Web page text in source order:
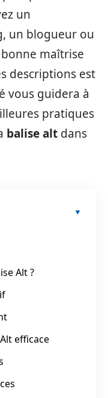
un
un blogueur ou
maîtrise
descriptions est
vous guidera à
pratiques
balise alt dans
Alt ?
efficace